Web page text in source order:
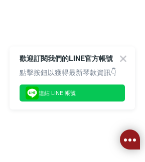
歡迎訂閱我們的LINE官方帳號
點擊按鈕以獲得最新琴款資訊👇
連結 LINE 帳號